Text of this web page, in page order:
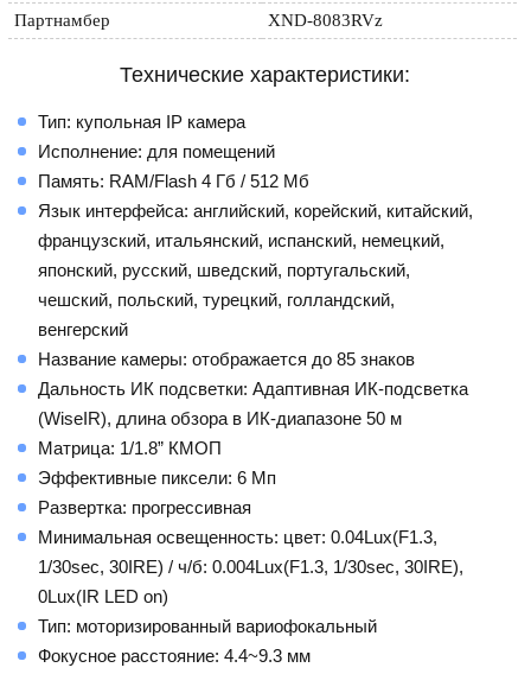
Партнамбер
XND-8083RVz
Технические характеристики:
Тип: купольная IP камера
Исполнение: для помещений
Память: RAM/Flash 4 Гб / 512 Мб
Язык интерфейса: английский, корейский, китайский,
французский, итальянский, испанский, немецкий,
японский, русский, шведский, португальский,
чешский, польский, турецкий, голландский,
венгерский
Название камеры: отображается до 85 знаков
Дальность ИК подсветки: Адаптивная ИК-подсветка
(WiseIR), длина обзора в ИК-диапазоне 50 м
Матрица: 1/1.8” КМОП
Эффективные пиксели: 6 Мп
Развертка: прогрессивная
Минимальная освещенность: цвет: 0.04Lux(F1.3,
1/30sec, 30IRE) / ч/б: 0.004Lux(F1.3, 1/30sec, 30IRE),
0Lux(IR LED on)
Тип: моторизированный вариофокальный
Фокусное расстояние: 4.4~9.3 мм